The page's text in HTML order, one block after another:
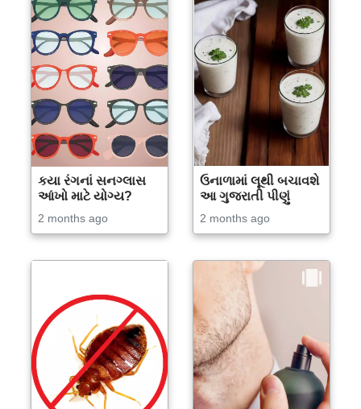
કયા રંગનાં સનગ્લાસ
આંખો માટે યોગ્ય?
2 months ago
ઉનાળામાં લૂથી બચાવશે
આ ગુજરાતી પીણું
2 months ago